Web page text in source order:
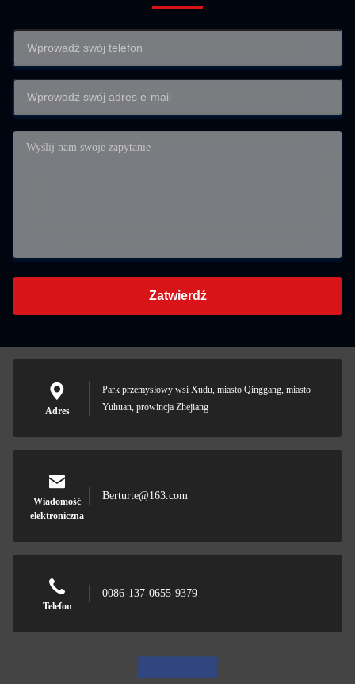
Zatwierdź
Adres
Park przemysłowy wsi Xudu, miasto Qinggang, miasto
Yuhuan, prowincja Zhejiang
Wiadomość
elektroniczna
Berturte@163.com
Telefon
0086-137-0655-9379